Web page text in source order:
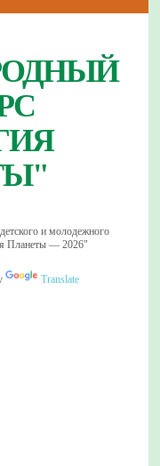
и молодежного
Планеты — 2026"
Translate